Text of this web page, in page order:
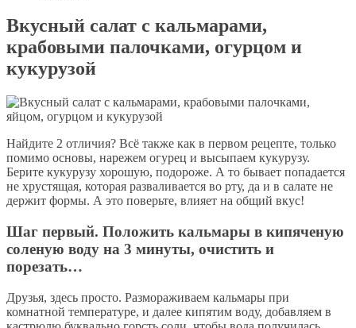
Вкусный салат с кальмарами,
крабовыми палочками, огурцом и
кукурузой
Найдите 2 отличия? Всё также как в первом рецепте, только
помимо основы, нарежем огурец и высыпаем кукурузу.
Берите кукурузу хорошую, подороже. А то бывает попадается
не хрустящая, которая разваливается во рту, да и в салате не
держит формы. А это поверьте, влияет на общий вкус!
Шаг первый. Положить кальмары в кипяченую
соленую воду на 3 минуты, очистить и
порезать…
Друзья, здесь просто. Размораживаем кальмары при
комнатной температуре, и далее кипятим воду, добавляем в